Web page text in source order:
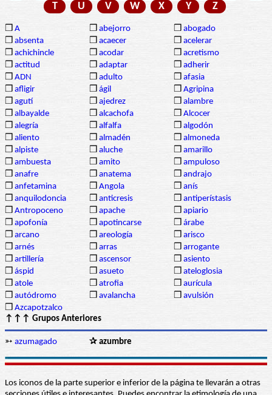
T
U V W X Y Z
❒ A ❒ abejorro ❒ abogado
❒ absenta ❒ acaecer ❒ acelerar
❒ achichincle ❒ acodar ❒ acretismo
❒ actitud ❒ adaptar ❒ adherir
❒ ADN ❒ adulto ❒ afasia
❒ afligir ❒ ágil ❒ Agripina
❒ agutí ❒ ajedrez ❒ alambre
❒ albayalde ❒ alcachofa ❒ Alcocer
❒ alegría ❒ alfalfa ❒ algodón
❒ aliento ❒ almadén ❒ almoneda
❒ alpiste ❒ aluche ❒ amarillo
❒ ambuesta ❒ amito ❒ ampuloso
❒ anafre ❒ anatema ❒ andrajo
❒ anfetamina ❒ Angola ❒ anís
❒ anquilodoncia ❒ anticresis ❒ antiperístasis
❒ Antropoceno ❒ apache ❒ apiario
❒ apofonía ❒ apotincarse ❒ árabe
❒ arcano ❒ areología ❒ arisco
❒ arnés ❒ arras ❒ arrogante
❒ artillería ❒ ascensor ❒ asiento
❒ áspid ❒ asueto ❒ ateloglosia
❒ atole ❒ atrofia ❒ aurícula
❒ autódromo ❒ avalancha ❒ avulsión
❒ Azcapotzalco
↑↑↑ Grupos Anteriores
➳ azumagado ✰ azumbre
Los iconos de la parte superior e inferior de la página te llevarán a otras